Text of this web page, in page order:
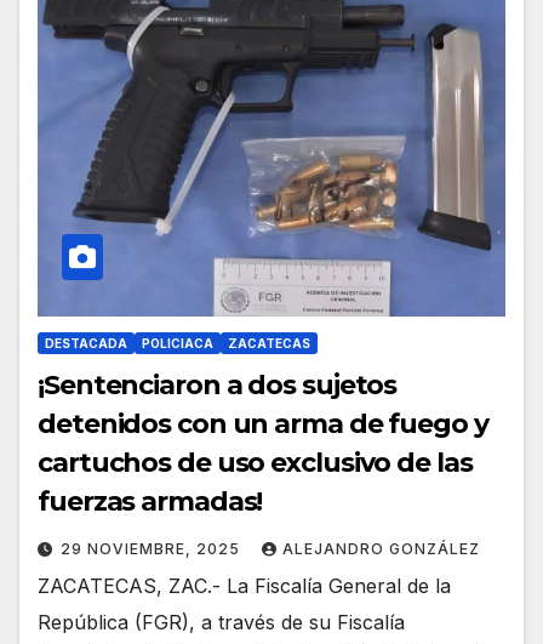
DESTACADA POLICIACA ZACATECAS
¡Sentenciaron a dos sujetos
detenidos con un arma de fuego y
cartuchos de uso exclusivo de las
fuerzas armadas!
29 NOVIEMBRE, 2025 ALEJANDRO GONZÁLEZ
ZACATECAS, ZAC.- La Fiscalía General de la
República (FGR), a través de su Fiscalía